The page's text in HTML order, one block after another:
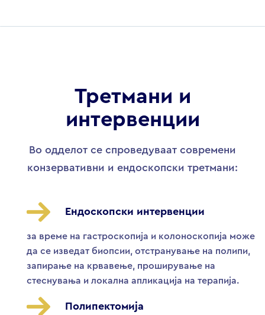
Третмани и
интервенции
Во одделот се спроведуваат современи
конзервативни и ендоскопски третмани:
Ендоскопски интервенции
за време на гастроскопија и колоноскопија може
да се изведат биопсии, отстранување на полипи,
запирање на крвавење, проширување на
стеснувања и локална апликација на терапија.
Полипектомија